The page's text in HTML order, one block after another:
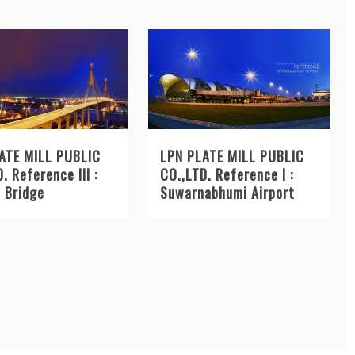
MILL PUBLIC
Reference III :
Bridge
LPN PLATE MILL PUBLIC
CO.,LTD. Reference I :
Suwarnabhumi Airport